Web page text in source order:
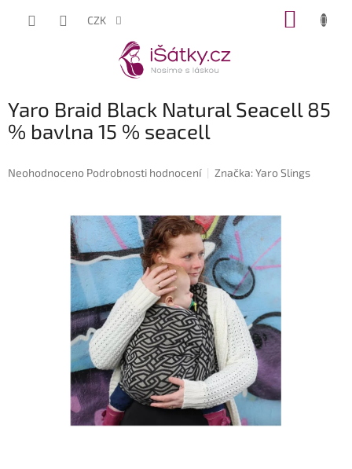
CZK
Yaro Braid Black Natural Seacell 85
% bavlna 15 % seacell
Průměrné
Neohodnoceno Podrobnosti hodnocení Značka:Yaro Slings